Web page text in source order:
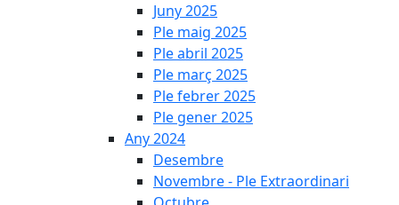
Juny 2025
Ple maig 2025
Ple abril 2025
Ple març 2025
Ple febrer 2025
Ple gener 2025
Any 2024
Desembre
Novembre - Ple Extraordinari